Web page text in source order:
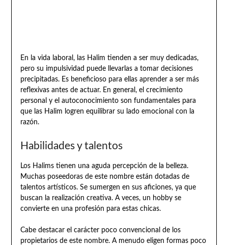
En la vida laboral, las Halim tienden a ser muy dedicadas,
pero su impulsividad puede llevarlas a tomar decisiones
precipitadas. Es beneficioso para ellas aprender a ser más
reflexivas antes de actuar. En general, el crecimiento
personal y el autoconocimiento son fundamentales para
que las Halim logren equilibrar su lado emocional con la
razón.
Habilidades y talentos
Los Halims tienen una aguda percepción de la belleza.
Muchas poseedoras de este nombre están dotadas de
talentos artísticos. Se sumergen en sus aficiones, ya que
buscan la realización creativa. A veces, un hobby se
convierte en una profesión para estas chicas.
Cabe destacar el carácter poco convencional de los
propietarios de este nombre. A menudo eligen formas poco